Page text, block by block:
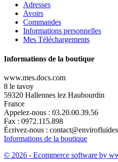
Adresses
Avoirs
Commandes
Informations personnelles
Mes Téléchargements
Informations de la boutique
www.mes.docs.com
8 le tavoy
59320 Hallennes lez Haubourdin
France
Appelez-nous : 03.20.00.39.56
Fax : 0972.115.898
Écrivez-nous :
Informations de la boutique
© 2026 - Ecommerce software by